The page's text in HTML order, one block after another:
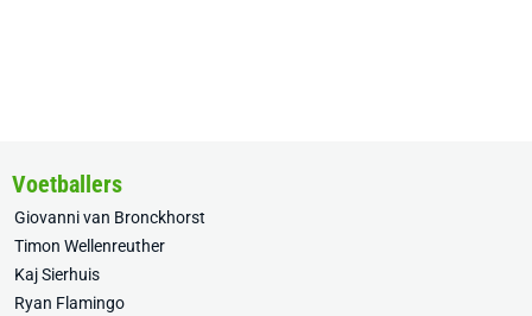
Voetballers
Giovanni van Bronckhorst
Timon Wellenreuther
Kaj Sierhuis
Ryan Flamingo